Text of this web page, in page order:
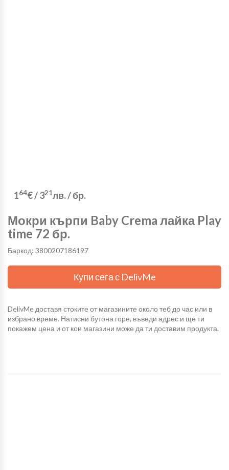
164€/321лв./ бр.
Мокри кърпи Baby Crema лайка Play
time 72 бр.
Баркод: 3800207186197
Купи сега с DelivMe
DelivMe доставя стоките от магазините около теб до час или в
избрано време. Натисни бутона горе, въведи адрес и ще ти
покажем цена и от кои магазини може да ти доставим продукта.